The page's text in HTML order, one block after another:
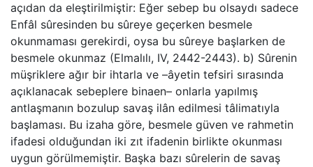
açıdan da eleştirilmiştir: Eğer sebep bu olsaydı sadece
Enfâl sûresinden bu sûreye geçerken besmele
okunmaması gerekirdi, oysa bu sûreye başlarken de
besmele okunmaz (Elmalılı, IV, 2442-2443). b) Sûrenin
müşriklere ağır bir ihtarla ve –âyetin tefsiri sırasında
açıklanacak sebeplere binaen– onlarla yapılmış
antlaşmanın bozulup savaş ilân edilmesi tâlimatıyla
başlaması. Bu izaha göre, besmele güven ve rahmetin
ifadesi olduğundan iki zıt ifadenin birlikte okunması
uygun görülmemiştir. Başka bazı sûrelerin de savaş